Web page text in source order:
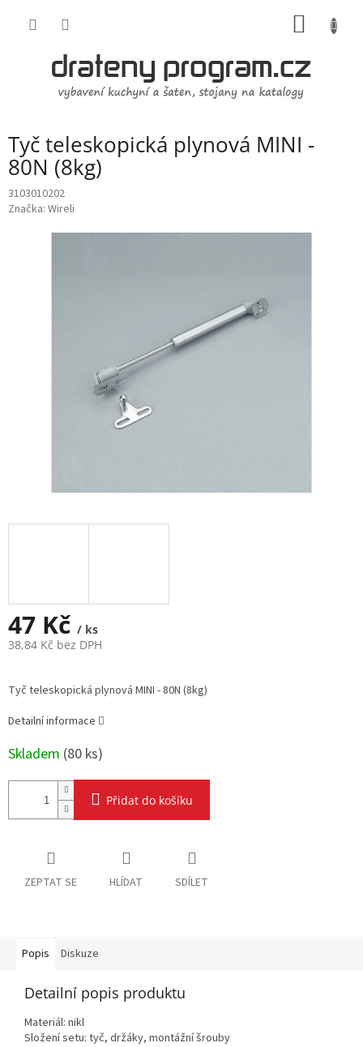
Tyč teleskopická plynová MINI -
80N (8kg)
3103010202
Značka: Wireli
47 Kč / ks
38,84 Kč bez DPH
cena:
Tyč teleskopická plynová MINI - 80N (8kg)
Detailní informace
Skladem (80 ks)
Přidat do košíku
ZEPTAT SE HLÍDAT SDÍLET
Popis Diskuze
Detailní popis produktu
Materiál: nikl
Složení setu: tyč, držáky, montážní šrouby